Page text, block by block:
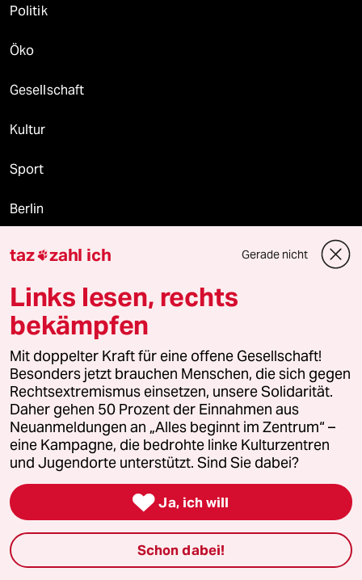
Politik
Öko
Gesellschaft
Kultur
Sport
Berlin
Nord
Wahrheit
Themen
Iran-Krieg
Landtagswahl in Sachsen-Anhalt
Hitze
Ceuta
taz zahl ich Gerade nicht
Links lesen, rechts
bekämpfen
Mit doppelter Kraft für eine offene Gesellschaft!
Besonders jetzt brauchen Menschen, die sich gegen
Rechtsextremismus einsetzen, unsere Solidarität.
Daher gehen 50 Prozent der Einnahmen aus
Neuanmeldungen an „Alles beginnt im Zentrum“ –
eine Kampagne, die bedrohte linke Kulturzentren
und Jugendorte unterstützt. Sind Sie dabei?
 Ja, ich will
Schon dabei!